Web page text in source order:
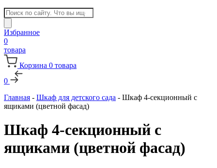
Поиск
товаров
Избранное
0
товара
Корзина 0 товара
0
Главная - Шкаф для детского сада - Шкаф 4-секционный с
ящиками (цветной фасад)
Шкаф 4-секционный с
ящиками (цветной фасад)